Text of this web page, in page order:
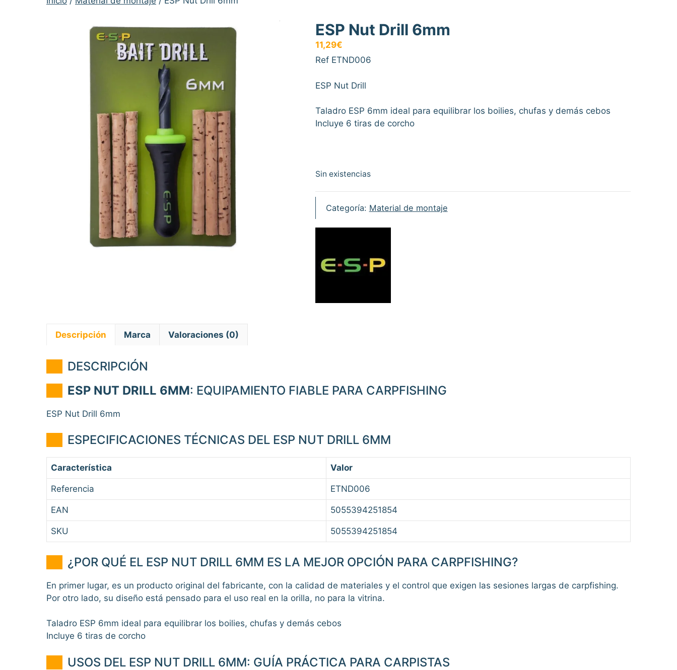
ESP Nut Drill 6mm
11,29€
Ref ETND006
ESP Nut Drill
Taladro ESP 6mm ideal para equilibrar los boilies, chufas y demás cebos
Incluye 6 tiras de corcho
Sin existencias
Categoría: Material de montaje
Descripción Marca Valoraciones (0)
DESCRIPCIÓN
ESP NUT DRILL 6MM: EQUIPAMIENTO FIABLE PARA CARPFISHING
ESP Nut Drill 6mm
ESPECIFICACIONES TÉCNICAS DEL ESP NUT DRILL 6MM
Característica Valor
Referencia ETND006
EAN 5055394251854
SKU 5055394251854
¿POR QUÉ EL ESP NUT DRILL 6MM ES LA MEJOR OPCIÓN PARA CARPFISHING?
En primer lugar, es un producto original del fabricante, con la calidad de materiales y el control que exigen las sesiones largas de carpfishing.
Por otro lado, su diseño está pensado para el uso real en la orilla, no para la vitrina.
Taladro ESP 6mm ideal para equilibrar los boilies, chufas y demás cebos
Incluye 6 tiras de corcho
USOS DEL ESP NUT DRILL 6MM: GUÍA PRÁCTICA PARA CARPISTAS